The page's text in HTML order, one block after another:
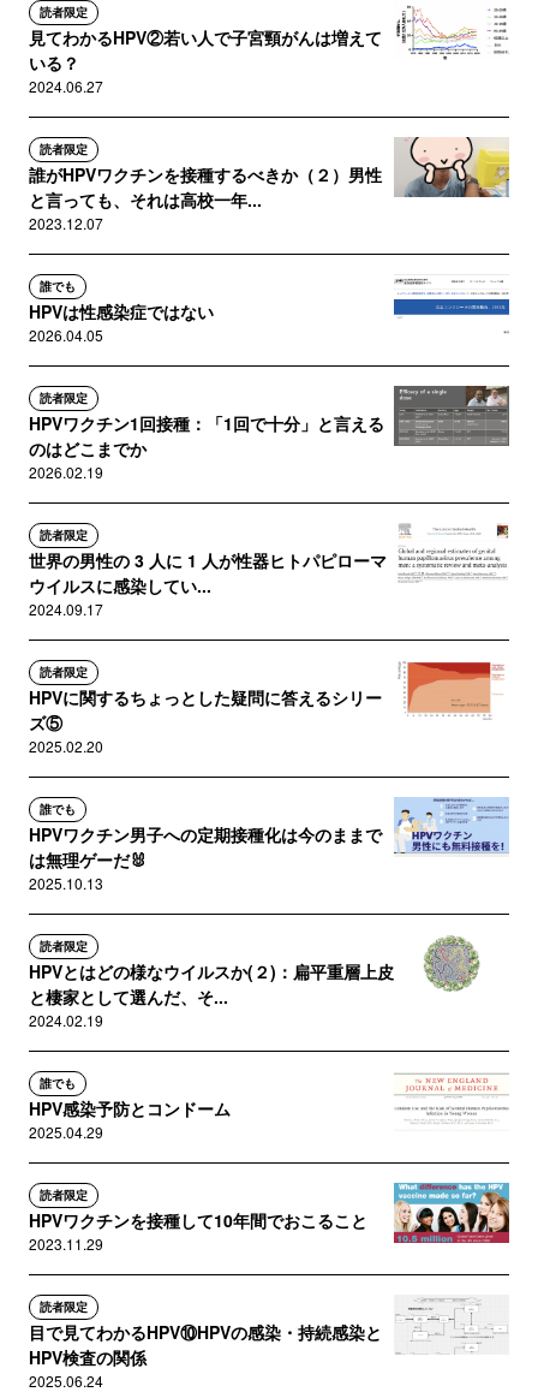
読者限定
見てわかるHPV②若い人で子宮頸がんは増えて
いる？
2024.06.27
読者限定
誰がHPVワクチンを接種するべきか（２）男性
と言っても、それは高校一年...
2023.12.07
誰でも
HPVは性感染症ではない
2026.04.05
読者限定
HPVワクチン1回接種：「1回で十分」と言える
のはどこまでか
2026.02.19
読者限定
世界の男性の 3 人に 1 人が性器ヒトパピローマ
ウイルスに感染してい...
2024.09.17
読者限定
HPVに関するちょっとした疑問に答えるシリー
ズ⑤
2025.02.20
誰でも
HPVワクチン男子への定期接種化は今のままで
は無理ゲーだ🐰
2025.10.13
読者限定
HPVとはどの様なウイルスか(２)：扁平重層上皮
と棲家として選んだ、そ...
2024.02.19
誰でも
HPV感染予防とコンドーム
2025.04.29
読者限定
HPVワクチンを接種して10年間でおこること
2023.11.29
読者限定
目で見てわかるHPV⑩HPVの感染・持続感染と
HPV検査の関係
2025.06.24